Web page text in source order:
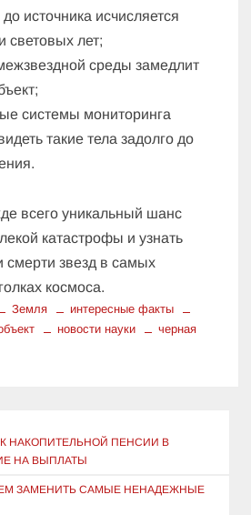
источника исчисляется
световых лет;
среды замедлит
системы мониторинга
такие тела задолго до
всего уникальный шанс
катастрофы и узнать
смерти звезд в самых
космоса.
Земля
интересные факты
новости науки
черная
НАКОПИТЕЛЬНОЙ ПЕНСИИ В
НА ВЫПЛАТЫ
ЗАМЕНИТЬ САМЫЕ НЕНАДЕЖНЫЕ